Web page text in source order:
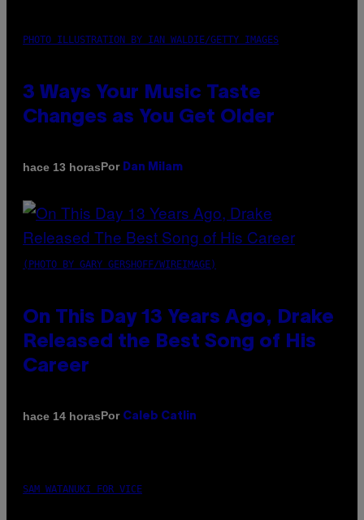
PHOTO ILLUSTRATION BY IAN WALDIE/GETTY IMAGES
3 Ways Your Music Taste
Changes as You Get Older
hace 13 horasPor Dan Milam
(PHOTO BY GARY GERSHOFF/WIREIMAGE)
On This Day 13 Years Ago, Drake
Released the Best Song of His
Career
hace 14 horasPor Caleb Catlin
SAM WATANUKI FOR VICE